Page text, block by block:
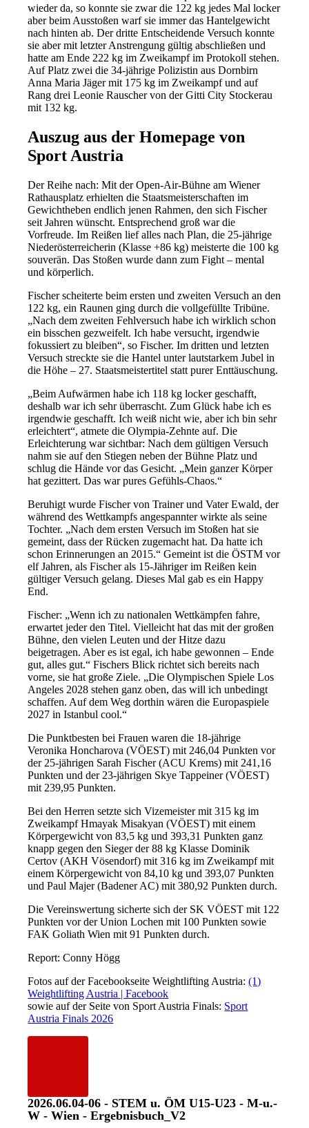
wieder da, so konnte sie zwar die 122 kg jedes Mal locker
aber beim Ausstoßen warf sie immer das Hantelgewicht
nach hinten ab. Der dritte Entscheidende Versuch konnte
sie aber mit letzter Anstrengung gültig abschließen und
hatte am Ende 222 kg im Zweikampf im Protokoll stehen.
Auf Platz zwei die 34-jährige Polizistin aus Dornbirn
Anna Maria Jäger mit 175 kg im Zweikampf und auf
Rang drei Leonie Rauscher von der Gitti City Stockerau
mit 132 kg.
Auszug aus der Homepage von
Sport Austria
Der Reihe nach: Mit der Open-Air-Bühne am Wiener
Rathausplatz erhielten die Staatsmeisterschaften im
Gewichtheben endlich jenen Rahmen, den sich Fischer
seit Jahren wünscht. Entsprechend groß war die
Vorfreude. Im Reißen lief alles nach Plan, die 25-jährige
Niederösterreicherin (Klasse +86 kg) meisterte die 100 kg
souverän. Das Stoßen wurde dann zum Fight – mental
und körperlich.
Fischer scheiterte beim ersten und zweiten Versuch an den
122 kg, ein Raunen ging durch die vollgefüllte Tribüne.
„Nach dem zweiten Fehlversuch habe ich wirklich schon
ein bisschen gezweifelt. Ich habe versucht, irgendwie
fokussiert zu bleiben“, so Fischer. Im dritten und letzten
Versuch streckte sie die Hantel unter lautstarkem Jubel in
die Höhe – 27. Staatsmeistertitel statt purer Enttäuschung.
„Beim Aufwärmen habe ich 118 kg locker geschafft,
deshalb war ich sehr überrascht. Zum Glück habe ich es
irgendwie geschafft. Ich weiß nicht wie, aber ich bin sehr
erleichtert“, atmete die Olympia-Zehnte auf. Die
Erleichterung war sichtbar: Nach dem gültigen Versuch
nahm sie auf den Stiegen neben der Bühne Platz und
schlug die Hände vor das Gesicht. „Mein ganzer Körper
hat gezittert. Das war pures Gefühls-Chaos.“
Beruhigt wurde Fischer von Trainer und Vater Ewald, der
während des Wettkampfs angespannter wirkte als seine
Tochter. „Nach dem ersten Versuch im Stoßen hat sie
gemeint, dass der Rücken zugemacht hat. Da hatte ich
schon Erinnerungen an 2015.“ Gemeint ist die ÖSTM vor
elf Jahren, als Fischer als 15-Jähriger im Reißen kein
gültiger Versuch gelang. Dieses Mal gab es ein Happy
End.
Fischer: „Wenn ich zu nationalen Wettkämpfen fahre,
erwartet jeder den Titel. Vielleicht hat das mit der großen
Bühne, den vielen Leuten und der Hitze dazu
beigetragen. Aber es ist egal, ich habe gewonnen – Ende
gut, alles gut.“ Fischers Blick richtet sich bereits nach
vorne, sie hat große Ziele. „Die Olympischen Spiele Los
Angeles 2028 stehen ganz oben, das will ich unbedingt
schaffen. Auf dem Weg dorthin wären die Europaspiele
2027 in Istanbul cool.“
Die Punktbesten bei Frauen waren die 18-jährige
Veronika Honcharova (VÖEST) mit 246,04 Punkten vor
der 25-jährigen Sarah Fischer (ACU Krems) mit 241,16
Punkten und der 23-jährigen Skye Tappeiner (VÖEST)
mit 239,95 Punkten.
Bei den Herren setzte sich Vizemeister mit 315 kg im
Zweikampf Hmayak Misakyan (VÖEST) mit einem
Körpergewicht von 83,5 kg und 393,31 Punkten ganz
knapp gegen den Sieger der 88 kg Klasse Dominik
Certov (AKH Vösendorf) mit 316 kg im Zweikampf mit
einem Körpergewicht von 84,10 kg und 393,07 Punkten
und Paul Majer (Badener AC) mit 380,92 Punkten durch.
Die Vereinswertung sicherte sich der SK VÖEST mit 122
Punkten vor der Union Lochen mit 100 Punkten sowie
FAK Goliath Wien mit 91 Punkten durch.
Report: Conny Högg
Fotos auf der Facebookseite Weightlifting Austria:(1)
Weightlifting Austria | Facebook
sowie auf der Seite von Sport Austria Finals: Sport
Austria Finals 2026
2026.06.04-06 - STEM u. ÖM U15-U23 - M-u.-
W - Wien - Ergebnisbuch_V2